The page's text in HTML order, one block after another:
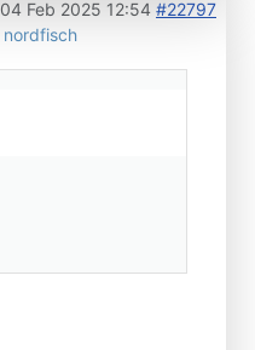
04 Feb 2025 12:54 #22797
nordfisch